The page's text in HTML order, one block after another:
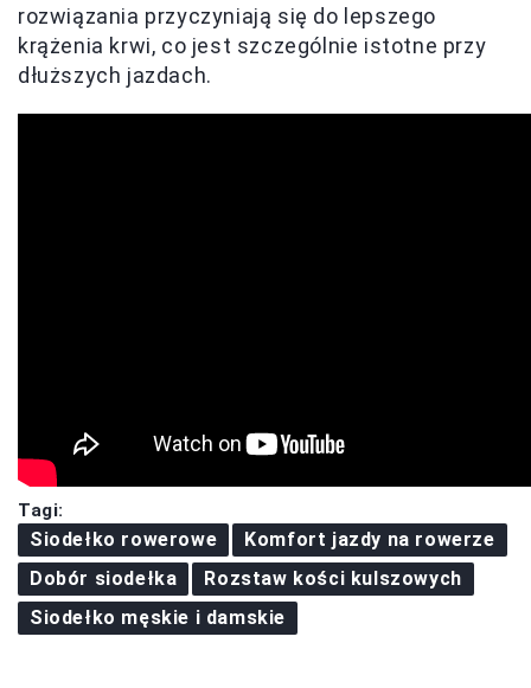
rozwiązania przyczyniają się do lepszego
krążenia krwi, co jest szczególnie istotne przy
dłuższych jazdach.
Tagi:
Siodełko rowerowe
Komfort jazdy na rowerze
Dobór siodełka
Rozstaw kości kulszowych
Siodełko męskie i damskie